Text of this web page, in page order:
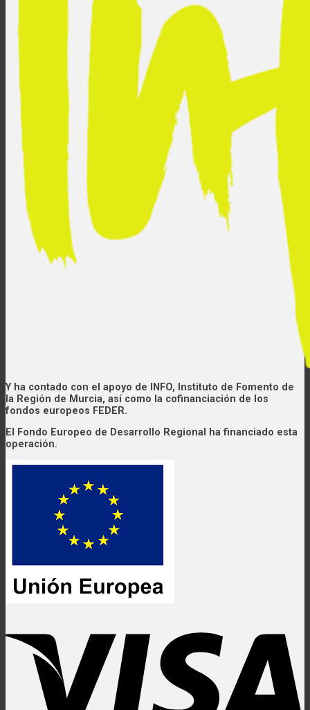
Y ha contado con el apoyo de INFO, Instituto de Fomento de
la Región de Murcia, así como la cofinanciación de los
fondos europeos FEDER.
El Fondo Europeo de Desarrollo Regional ha financiado esta
operación.